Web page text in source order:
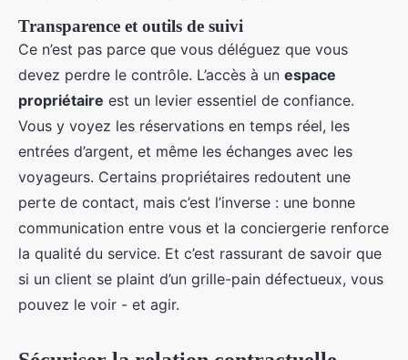
Transparence et outils de suivi
Ce n’est pas parce que vous déléguez que vous
devez perdre le contrôle. L’accès à un espace
propriétaire est un levier essentiel de confiance.
Vous y voyez les réservations en temps réel, les
entrées d’argent, et même les échanges avec les
voyageurs. Certains propriétaires redoutent une
perte de contact, mais c’est l’inverse : une bonne
communication entre vous et la conciergerie renforce
la qualité du service. Et c’est rassurant de savoir que
si un client se plaint d’un grille-pain défectueux, vous
pouvez le voir - et agir.